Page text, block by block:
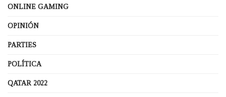
ONLINE GAMING
OPINIÓN
PARTIES
POLÍTICA
QATAR 2022